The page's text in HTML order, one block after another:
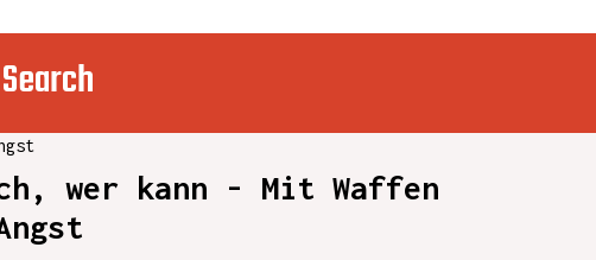
wer kann - Mit Waffen